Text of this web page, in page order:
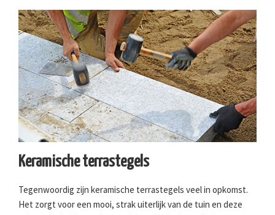
Keramische terrastegels
Tegenwoordig zijn keramische terrastegels veel in opkomst.
Het zorgt voor een mooi, strak uiterlijk van de tuin en deze